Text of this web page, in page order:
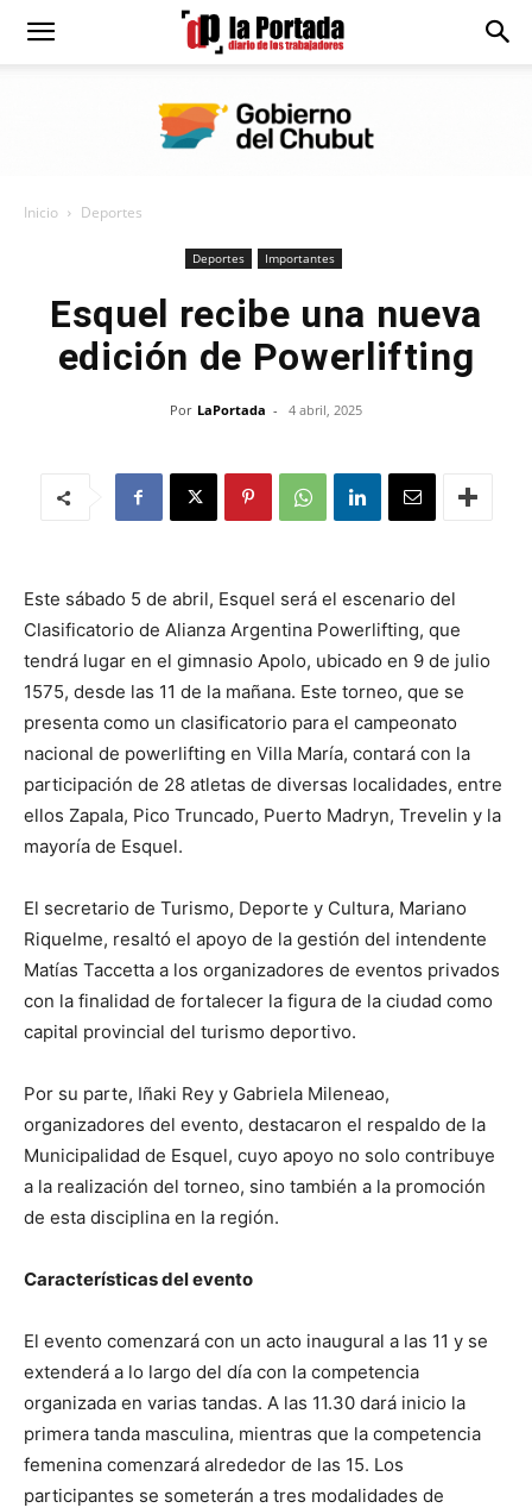
Diario
Inicio Deportes
Deportes Importantes
Esquel recibe una nueva
edición de Powerlifting
Por LaPortada - 4 abril, 2025
Este sábado 5 de abril, Esquel será el escenario del
Clasificatorio de Alianza Argentina Powerlifting, que
tendrá lugar en el gimnasio Apolo, ubicado en 9 de julio
1575, desde las 11 de la mañana. Este torneo, que se
presenta como un clasificatorio para el campeonato
nacional de powerlifting en Villa María, contará con la
participación de 28 atletas de diversas localidades, entre
ellos Zapala, Pico Truncado, Puerto Madryn, Trevelin y la
mayoría de Esquel.
El secretario de Turismo, Deporte y Cultura, Mariano
Riquelme, resaltó el apoyo de la gestión del intendente
Matías Taccetta a los organizadores de eventos privados
con la finalidad de fortalecer la figura de la ciudad como
capital provincial del turismo deportivo.
Por su parte, Iñaki Rey y Gabriela Mileneao,
organizadores del evento, destacaron el respaldo de la
Municipalidad de Esquel, cuyo apoyo no solo contribuye
a la realización del torneo, sino también a la promoción
de esta disciplina en la región.
Características del evento
El evento comenzará con un acto inaugural a las 11 y se
extenderá a lo largo del día con la competencia
organizada en varias tandas. A las 11.30 dará inicio la
primera tanda masculina, mientras que la competencia
femenina comenzará alrededor de las 15. Los
participantes se someterán a tres modalidades de